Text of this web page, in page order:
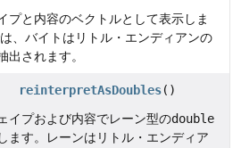
プと内容のベクトルとして表示しま
、バイトはリトル・エンディアンの
出されます。
reinterpretAsDoubles()
イプおよび内容でレーン型のdouble
ます。レーンはリトル・エンディア